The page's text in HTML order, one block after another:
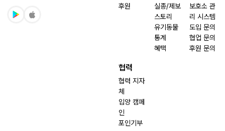
후원
실종/제보
스토리
유기동물
통계
혜택
보호소 관
리 시스템
도입 문의
협업 문의
후원 문의
협력
협력 지자
체
입양 캠페
인
포인기부